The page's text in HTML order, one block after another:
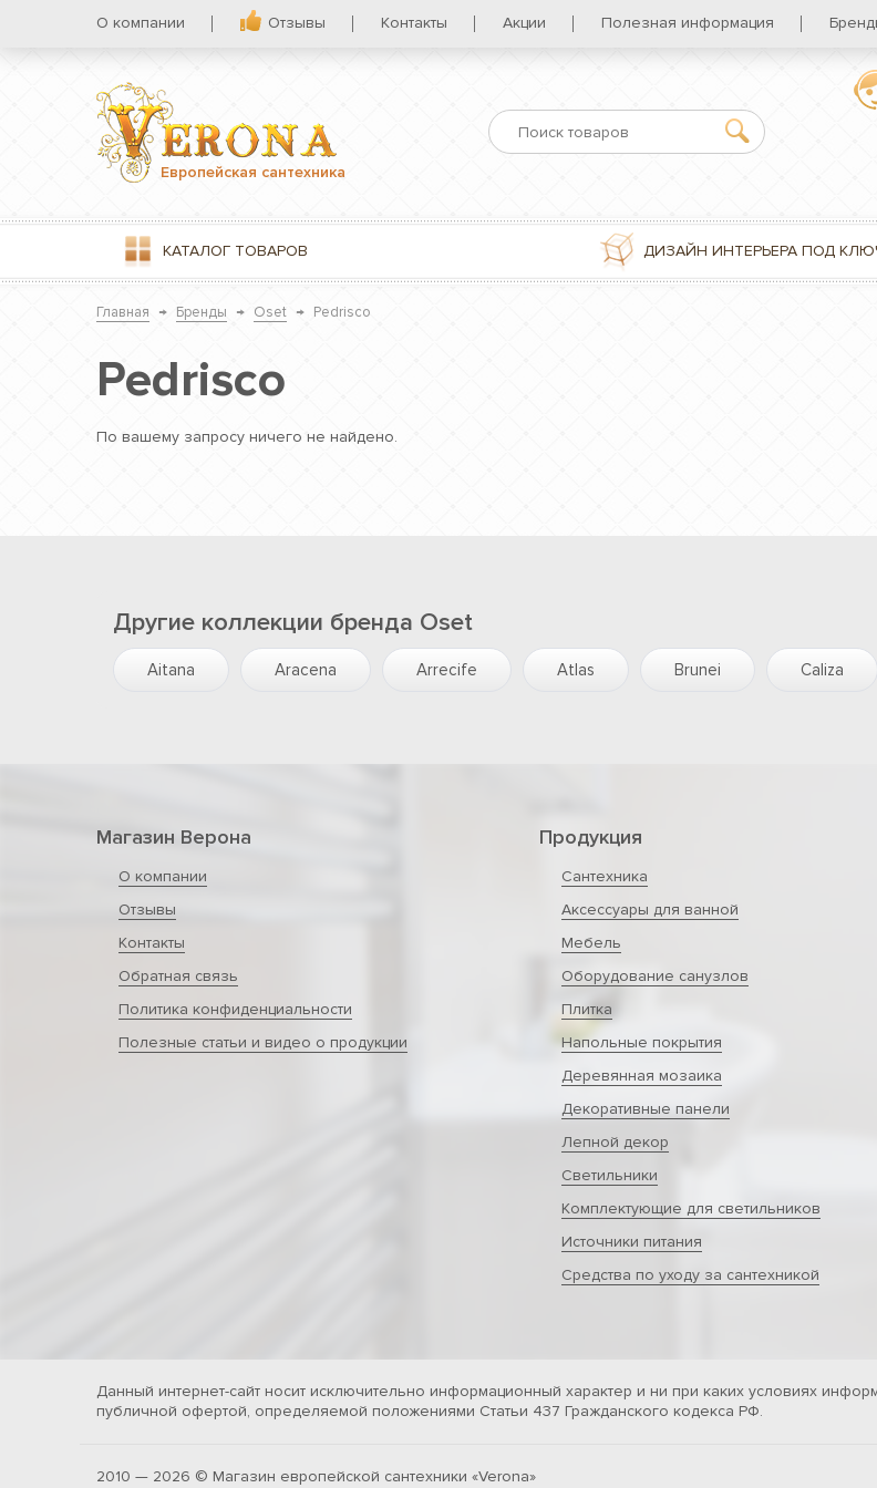
О компании Отзывы Контакты Акции Полезная информация
Европейская сантехника
КАТАЛОГ ТОВАРОВ ДИЗАЙН ИНТЕРЬЕРА ПОД
Главная → Бренды → Oset → Pedrisco
Pedrisco
По вашему запросу ничего не найдено.
Другие коллекции бренда Oset
Aitana Aracena Arrecife Atlas Brunei Caliza
Магазин Верона
О компании
Отзывы
Контакты
Обратная связь
Политика конфиденциальности
Полезные статьи и видео о продукции
Продукция
Сантехника
Аксессуары для ванной
Мебель
Оборудование санузлов
Плитка
Напольные покрытия
Деревянная мозаика
Декоративные панели
Лепной декор
Светильники
Комплектующие для светильников
Источники питания
Средства по уходу за сантехникой
Данный интернет-сайт носит исключительно информационный характер и ни при каких условиях
публичной офертой, определяемой положениями Статьи 437 Гражданского кодекса РФ.
2010 — 2026 © Магазин европейской сантехники «Verona»